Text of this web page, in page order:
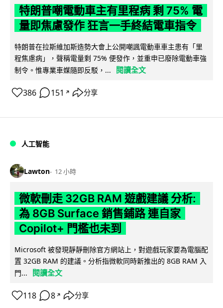
特朗普嘲電動車主有里程病 剩 75% 電
量即焦慮發作 狂言一手終結電車指令
特朗普在拉斯維加斯造勢大會上公開嘲諷電動車車主患有「里
程焦慮病」，聲稱電量剩 75% 便發作，並重申已廢除電動車強
制令。惟專業車媒隨即反駁，...
閱讀全文
386 151 ↗ 分享
人工智能
Lawton 12 小時
微軟刪走 32GB RAM 遊戲建議 分析:
為 8GB Surface 銷售鋪路 連自家
Copilot+ 門檻也未到
Microsoft 被發現靜靜刪除官方網站上，對遊戲玩家要為電腦配
置 32GB RAM 的建議。分析指微軟同時新推出的 8GB RAM 入
門...
閱讀全文
118 8 ↗ 分享